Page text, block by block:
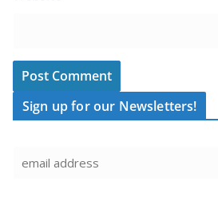
Sign up for our Newsletters!